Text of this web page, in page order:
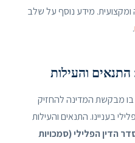
מידע נוסף על שלב
.
והעילות
בו מבקשת המדינה להחזיק
בעניינו. התנאים והעילות
הדין הפלילי (סמכויות